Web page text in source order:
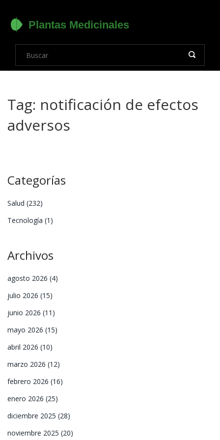
Tag: notificación de efectos
adversos
Categorías
Salud (232)
Tecnología (1)
Archivos
agosto 2026 (4)
julio 2026 (15)
junio 2026 (11)
mayo 2026 (15)
abril 2026 (10)
marzo 2026 (12)
febrero 2026 (16)
enero 2026 (25)
diciembre 2025 (28)
noviembre 2025 (20)